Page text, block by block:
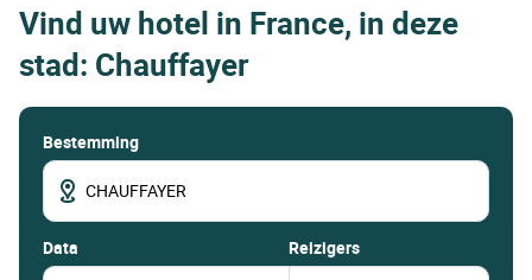
Vind uw hotel in France, in deze
stad: Chauffayer
Bestemming
data Reizigers